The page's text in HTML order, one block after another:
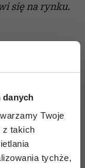
danych
Twoje
z takich
tychże,
się na rynku.